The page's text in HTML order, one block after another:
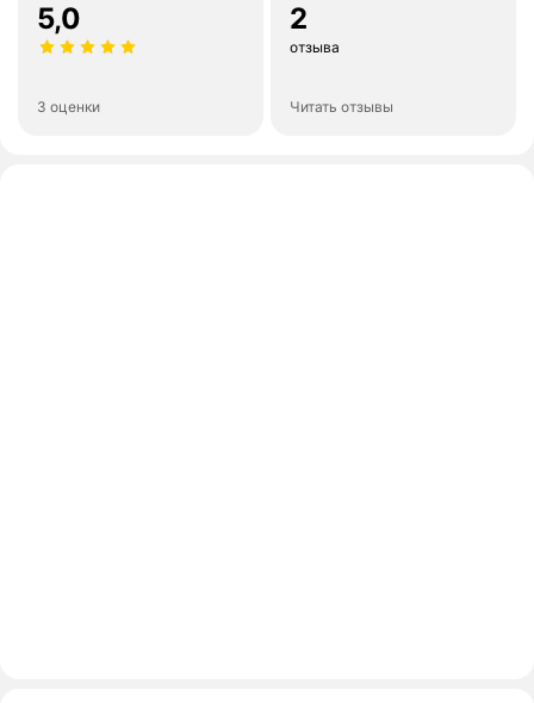
5,0
3 оценки
2
отзыва
Читать отзывы